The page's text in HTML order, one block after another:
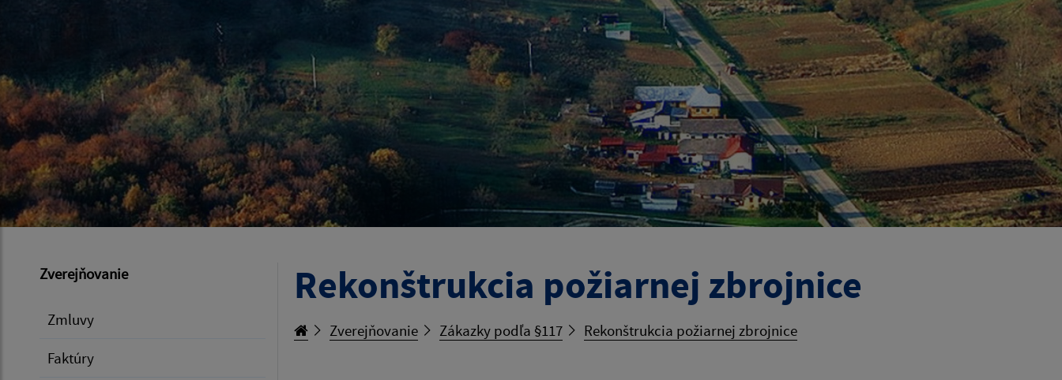
Zverejňovanie
Zmluvy
Faktúry
Rekonštrukcia požiarnej zbrojnice
Zverejňovanie Zákazky podľa §117 Rekonštrukcia požiarnej zbrojnice